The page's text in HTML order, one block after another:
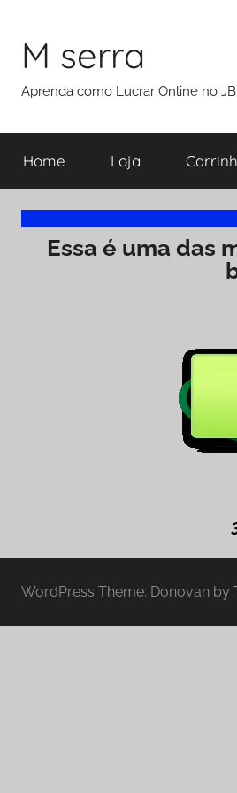
M serra
Aprenda como Lucrar Online no
Home Loja
Essa é uma das
WordPress Theme: Donovan by